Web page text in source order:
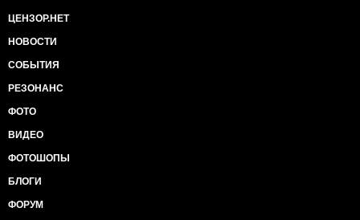
ЦЕНЗОР.НЕТ
НОВОСТИ
СОБЫТИЯ
РЕЗОНАНС
ФОТО
ВИДЕО
ФОТОШОПЫ
БЛОГИ
ФОРУМ